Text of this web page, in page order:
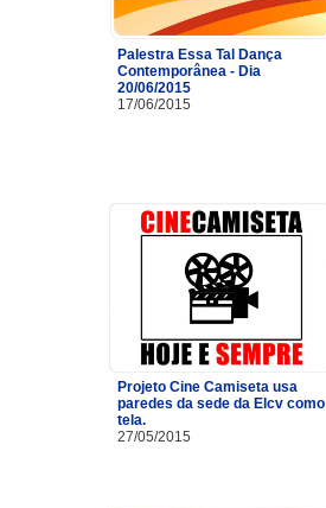
Palestra Essa Tal Dança
Contemporânea - Dia
20/06/2015
17/06/2015
Projeto Cine Camiseta usa
paredes da sede da Elcv como
tela.
27/05/2015